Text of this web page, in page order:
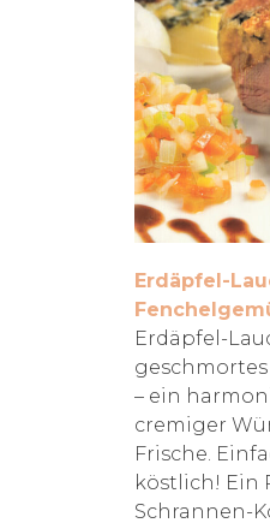
Erdäpfel-
Erdäpfel-
– ein
cremiger
Frische.
köstlich! Ein
Schrannen-